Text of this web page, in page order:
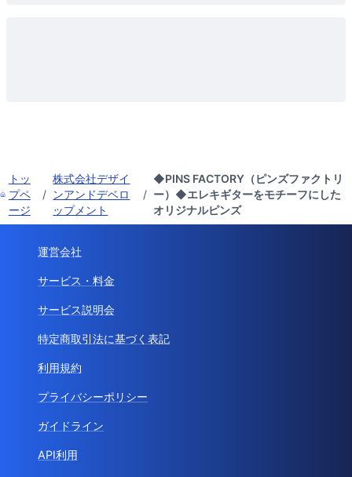
トッ
プペ
ージ
/
株式会社デザイ
ンアンドデベロ
ップメント
/
◆PINS FACTORY（ピンズファクトリ
ー）◆エレキギターをモチーフにした
オリジナルピンズ
運営会社
サービス・料金
サービス説明会
特定商取引法に基づく表記
利用規約
プライバシーポリシー
ガイドライン
API利用